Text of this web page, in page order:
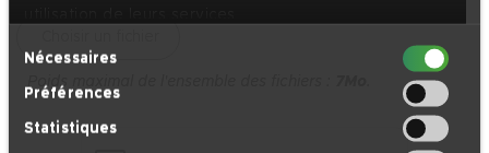
Sélection
Nécessaires
Préférences
Statistiques
Poids maximal de l'ensemble des fichiers :